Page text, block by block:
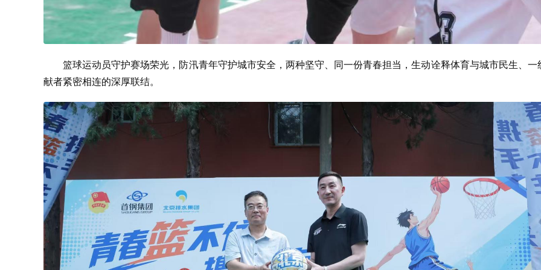
篮球运动员守护赛场荣光，防汛青年守护城市安全，两种坚守、同一份青春担当，生动诠释体育与城市民生、一
献者紧密相连的深厚联结。